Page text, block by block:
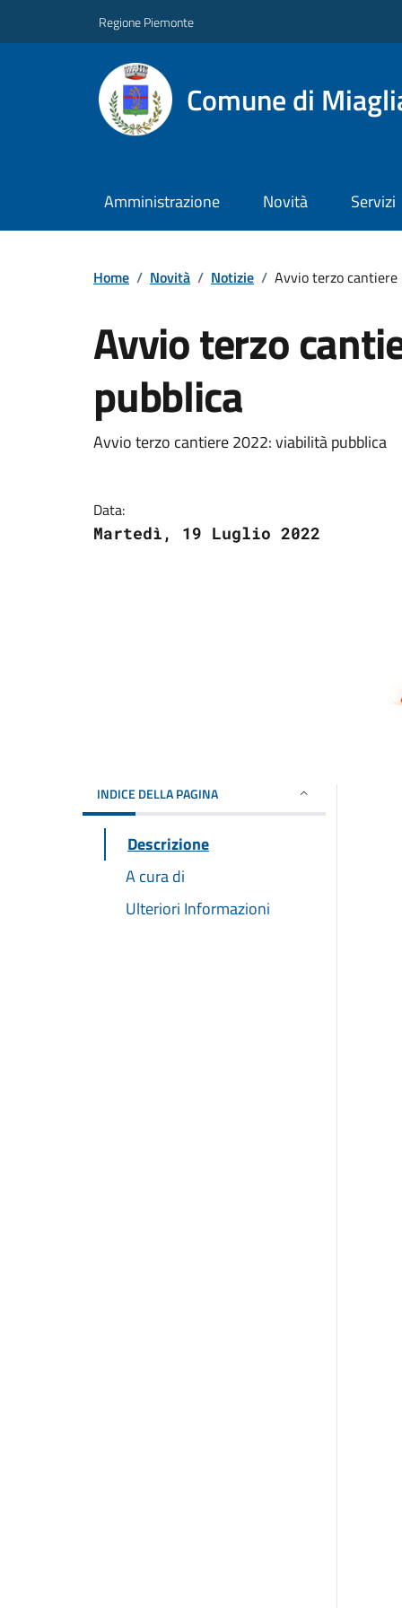
Regione Piemonte
Comune di
Amministrazione Novità Servizi
Home / Novità / Notizie / Avvio terzo
Avvio terzo
pubblica
Avvio terzo cantiere 2022: viabilità pubblica
Data:
Martedì, 19 Luglio 2022
INDICE DELLA PAGINA
Descrizione
A cura di
Ulteriori Informazioni